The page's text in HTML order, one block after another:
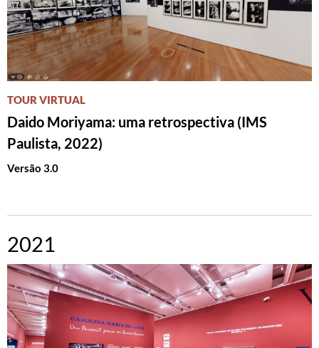
TOUR VIRTUAL
Daido Moriyama: uma retrospectiva (IMS
Paulista, 2022)
Versão 3.0
2021